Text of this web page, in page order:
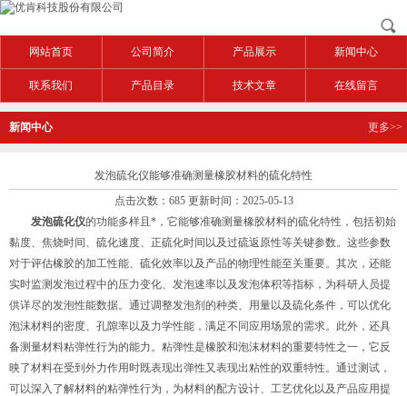
网站首页 公司简介 产品展示 新闻中心
联系我们 产品目录 技术文章 在线留言
新闻中心 更多>>
发泡硫化仪能够准确测量橡胶材料的硫化特性
点击次数：685 更新时间：2025-05-13
发泡硫化仪的功能多样且*，它能够准确测量橡胶材料的硫化特性，包括初始
黏度、焦烧时间、硫化速度、正硫化时间以及过硫返原性等关键参数。这些参数
对于评估橡胶的加工性能、硫化效率以及产品的物理性能至关重要。其次，还能
实时监测发泡过程中的压力变化、发泡速率以及发泡体积等指标，为科研人员提
供详尽的发泡性能数据。通过调整发泡剂的种类、用量以及硫化条件，可以优化
泡沫材料的密度、孔隙率以及力学性能，满足不同应用场景的需求。此外，还具
备测量材料粘弹性行为的能力。粘弹性是橡胶和泡沫材料的重要特性之一，它反
映了材料在受到外力作用时既表现出弹性又表现出粘性的双重特性。通过测试，
可以深入了解材料的粘弹性行为，为材料的配方设计、工艺优化以及产品应用提